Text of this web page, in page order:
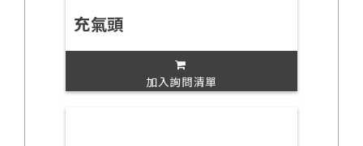
充氣頭
加入詢問清單